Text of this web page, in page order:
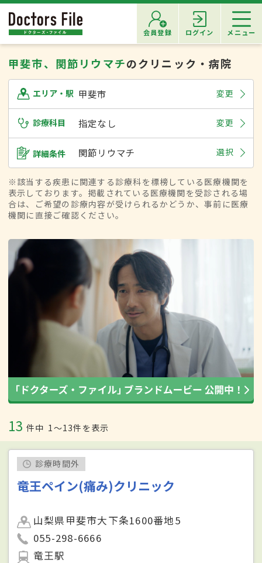
会員登録 ログイン メニュー
甲斐市、関節リウマチのクリニック・病院
エリア・駅 甲斐市 変更
診療科目 指定なし 変更
詳細条件 関節リウマチ 選択
※該当する疾患に関連する診療科を標榜している医療機関を
表示しております。掲載されている医療機関を受診される場
合は、ご希望の診療内容が受けられるかどうか、事前に医療
機関に直接ご確認ください。
13 件中 1〜13件を表示
診療時間外
竜王ペイン(痛み)クリニック
山梨県甲斐市大下条1600番地5
055-298-6666
竜王駅